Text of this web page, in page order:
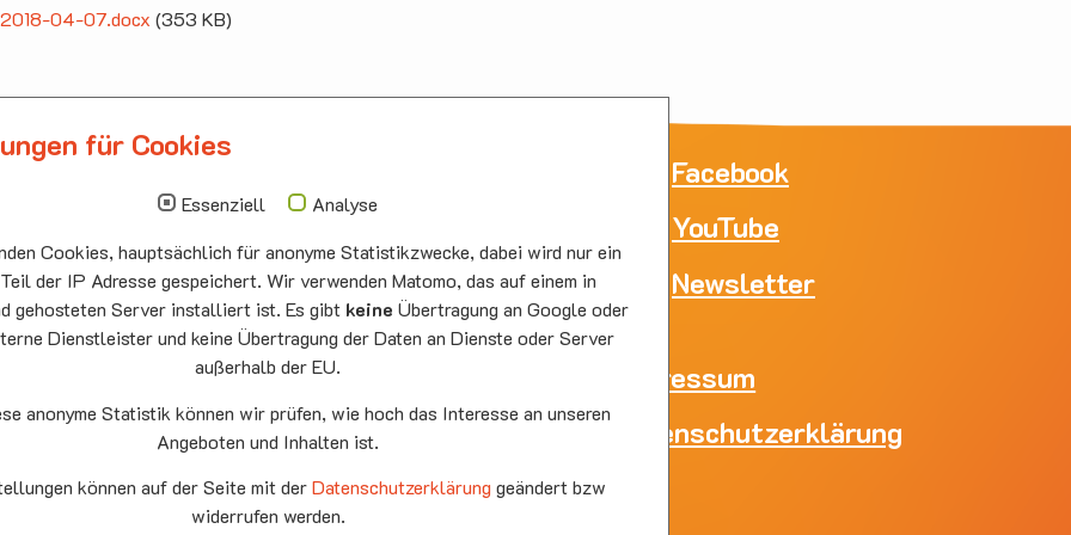
04-07.docx (353 KB)
Hallbergmoos
Hallbergmoos
0811/98709
0811/9598823
eG
Sonntag
Auferstehungskirc
he Neufahrn
Montag
15.00 - 17.00
10.08
Neufahrn
Mittwoch
20.00 Offenes
Facebook
YouTube
Newsletter
Impressum
Datenschutzerklärung
für Cookies
Essenziell
Analyse
Cookies, hauptsächlich für anonyme Statistikzwecke, dabei wird nur ein
der IP Adresse gespeichert. Wir verwenden Matomo, das auf einem in
gehosteten Server installiert ist. Es gibt keine Übertragung an Google oder
Dienstleister und keine Übertragung der Daten an Dienste oder Server
außerhalb der EU.
anonyme Statistik können wir prüfen, wie hoch das Interesse an unseren
Angeboten und Inhalten ist.
können auf der Seite mit derDatenschutzerklärung geändert bzw
widerrufen werden.